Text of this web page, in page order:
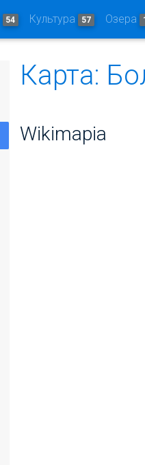
54 Культура 57 Озера
Карта:
Wikimapia